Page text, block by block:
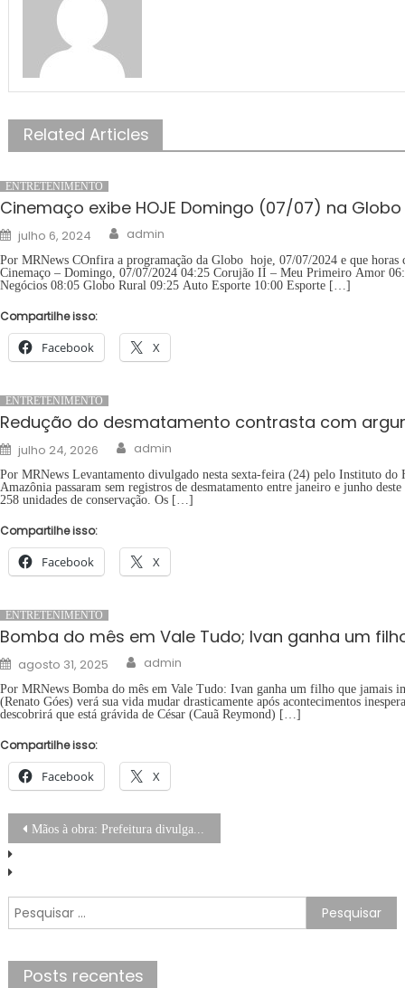
Related Articles
ENTRETENIMENTO
Cinemaço exibe HOJE Domingo (07/07) na
Posted
on
julho 6, 2024 Author
admin
Por MRNews COnfira a programação da Globo hoje, 07/07/2024 e que
Cinemaço – Domingo, 07/07/2024 04:25 Corujão II – Meu Primeiro Amor
Negócios 08:05 Globo Rural 09:25 Auto Esporte 10:00 Esporte […]
Compartilhe isso:
Facebook X
ENTRETENIMENTO
Redução do desmatamento contrasta com
Posted
on
julho 24, 2026 Author
admin
Por MRNews Levantamento divulgado nesta sexta-feira (24) pelo Instituto
Amazônia passaram sem registros de desmatamento entre janeiro e junho
258 unidades de conservação. Os […]
Compartilhe isso:
Facebook X
ENTRETENIMENTO
Bomba do mês em Vale Tudo; Ivan ganha um
Posted
on
agosto 31, 2025 Author
admin
Por MRNews Bomba do mês em Vale Tudo: Ivan ganha um filho que jamais
(Renato Góes) verá sua vida mudar drasticamente após acontecimentos
descobrirá que está grávida de César (Cauã Reymond) […]
Compartilhe isso:
Facebook X
Navegação
de
Post
por:
Posts recentes